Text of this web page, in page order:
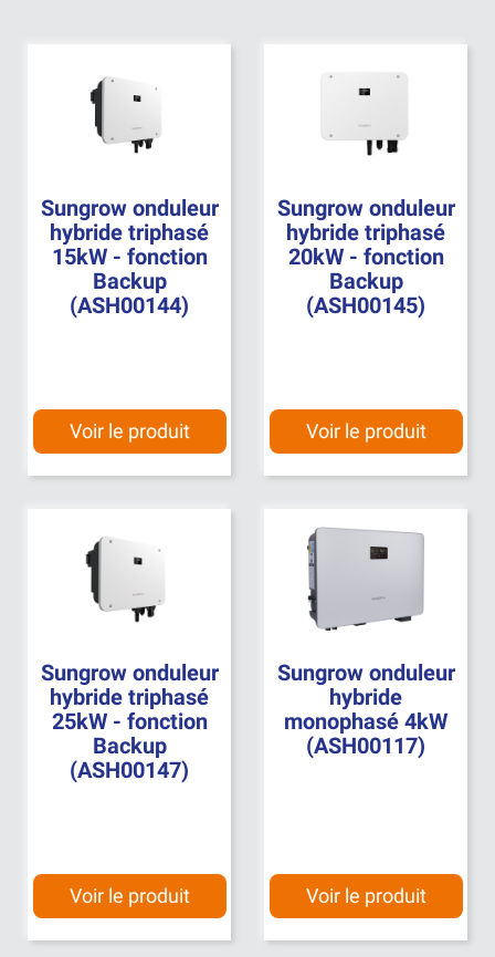
Sungrow onduleur
hybride triphasé
15kW - fonction
Backup
(ASH00144)
Voir le produit
Sungrow onduleur
hybride triphasé
20kW - fonction
Backup
(ASH00145)
Voir le produit
Sungrow onduleur
hybride triphasé
25kW - fonction
Backup
(ASH00147)
Voir le produit
Sungrow onduleur
hybride
monophasé 4kW
(ASH00117)
Voir le produit